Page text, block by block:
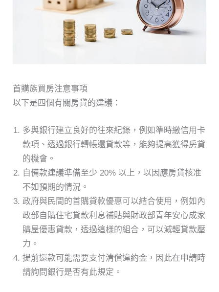
首購族買房注意事項
以下是四個有關房貸的建議：
多與銀行建立良好的往來紀錄，例如準時繳信用卡
款項、透過銀行轉帳還貸款等，能夠提高獲得房貸
的機會。
自備款建議準備至少 20% 以上，以因應房貸核准
不如預期的情況。
政府與民間的首購貸款優惠可以結合使用，例如內
政部自購住宅貸款利息補貼與財政部青年安心成家
購屋優惠貸款，透過這樣的組合，可以減輕貸款壓
力。
提前還款可能需要支付清償違約金，因此在申請時
請詢問銀行是否有此規定。